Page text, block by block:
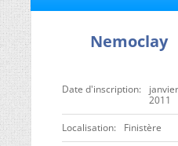
Nemoclay
Date d'inscription
janvier
2011
Localisation Finistère